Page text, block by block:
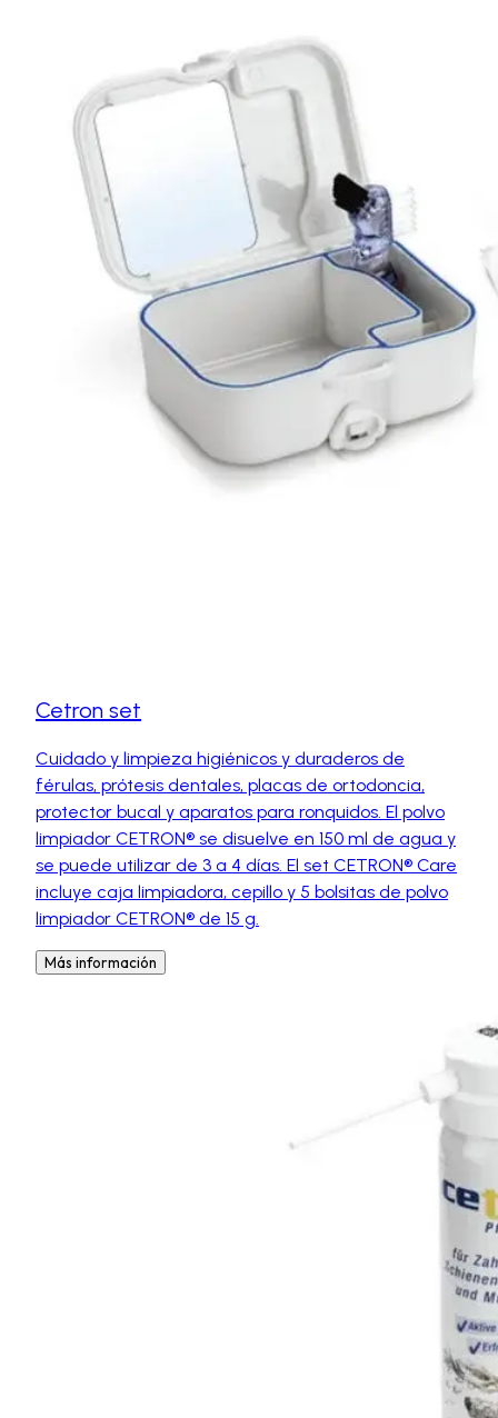
Cetron set
Cuidado y limpieza higiénicos y duraderos de
férulas, prótesis dentales, placas de ortodoncia,
protector bucal y aparatos para ronquidos. El polvo
limpiador CETRON® se disuelve en 150 ml de agua y
se puede utilizar de 3 a 4 días. El set CETRON® Care
incluye caja limpiadora, cepillo y 5 bolsitas de polvo
limpiador CETRON® de 15 g.
Más información